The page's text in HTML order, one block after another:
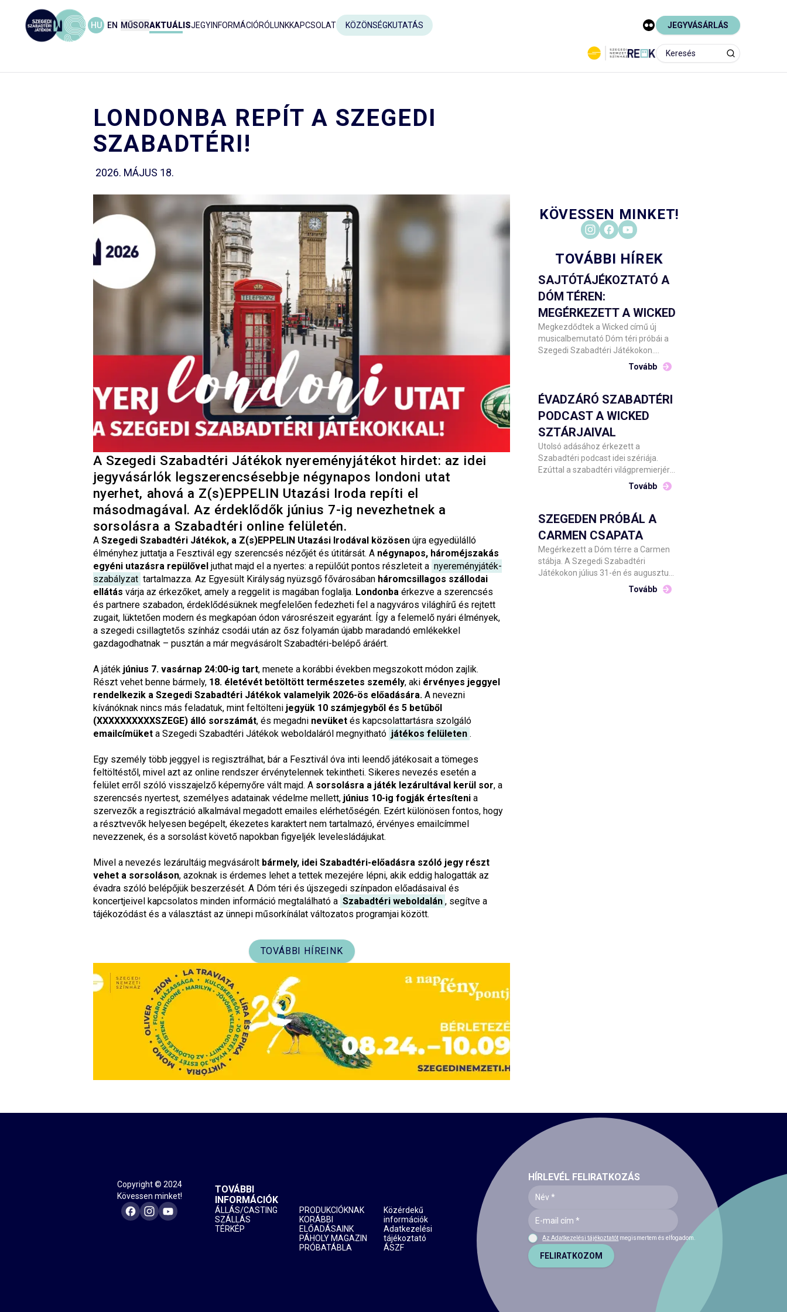
HU EN MŰSORAKTUÁLISJEGYINFORMÁCIÓRÓLUNKKAPCSOLAT KÖZÖNSÉGKUTATÁS JEGYVÁSÁRLÁS
LONDONBA REPÍT A SZEGEDI
SZABADTÉRI!
2026. MÁJUS 18.
A Szegedi Szabadtéri Játékok nyereményjátékot hirdet: az idei
jegyvásárlók legszerencsésebbje négynapos londoni utat
nyerhet, ahová a Z(s)EPPELIN Utazási Iroda repíti el
másodmagával. Az érdeklődők június 7-ig nevezhetnek a
sorsolásra a Szabadtéri online felületén.
A Szegedi Szabadtéri Játékok, a Z(s)EPPELIN Utazási Irodával közösenújra egyedülálló
élményhez juttatja a Fesztivál egy szerencsés nézőjét és útitársát. A négynapos, hároméjszakás
egyéni utazásra repülőveljuthat majd el a nyertes: a repülőút pontos részleteit a nyereményjáték-
szabályzat tartalmazza. Az Egyesült Királyság nyüzsgő fővárosában háromcsillagos szállodai
ellátás várja az érkezőket, amely a reggelit is magában foglalja. Londonba érkezve a szerencsés
és partnere szabadon, érdeklődésüknek megfelelően fedezheti fel a nagyváros világhírű és rejtett
zugait, lüktetően modern és megkapóan ódon városrészeit egyaránt. Így a felemelő nyári élmények,
a szegedi csillagtetős színház csodái után az ősz folyamán újabb maradandó emlékekkel
gazdagodhatnak – pusztán a már megvásárolt Szabadtéri-belépő áráért.
A játék június 7. vasárnap 24:00-ig tart, menete a korábbi években megszokott módon zajlik.
Részt vehet benne bármely, 18. életévét betöltött természetes személy, aki érvényes jeggyel
rendelkezik a Szegedi Szabadtéri Játékok valamelyik 2026-ös előadására. A nevezni
kívánóknak nincs más feladatuk, mint feltölteni jegyük 10 számjegyből és 5 betűből
(XXXXXXXXXXSZEGE) álló sorszámát, és megadni nevüketés kapcsolattartásra szolgáló
emailcímüketa Szegedi Szabadtéri Játékok weboldaláról megnyitható játékos felületen .
Egy személy több jeggyel is regisztrálhat, bár a Fesztivál óva inti leendő játékosait a tömeges
feltöltéstől, mivel azt az online rendszer érvénytelennek tekintheti. Sikeres nevezés esetén a
felület erről szóló visszajelző képernyőre vált majd. A sorsolásra a játék lezárultával kerül sor, a
szerencsés nyertest, személyes adatainak védelme mellett, június 10-ig fogják értesítenia
szervezők a regisztráció alkalmával megadott emailes elérhetőségén. Ezért különösen fontos, hogy
a résztvevők helyesen begépelt, ékezetes karaktert nem tartalmazó, érvényes emailcímmel
nevezzenek, és a sorsolást követő napokban figyeljék levelesládájukat.
Mivel a nevezés lezárultáig megvásárolt bármely, idei Szabadtéri-előadásra szóló jegy részt
vehet a sorsoláson, azoknak is érdemes lehet a tettek mezejére lépni, akik eddig halogatták az
évadra szóló belépőjük beszerzését. A Dóm téri és újszegedi színpadon előadásaival és
koncertjeivel kapcsolatos minden információ megtalálható a Szabadtéri weboldalán , segítve a
tájékozódást és a választást az ünnepi műsorkínálat változatos programjai között.
TOVÁBBI HÍREINK
KÖVESSEN MINKET!
TOVÁBBI HÍREK
SAJTÓTÁJÉKOZTATÓ A
DÓM TÉREN:
MEGÉRKEZETT A WICKED
Megkezdődtek a Wicked című új
musicalbemutató Dóm téri próbái a
Szegedi Szabadtéri Játékokon.
Barnák László főigazgató csütörtök
Szente Vajk rendezővel
be a produkció elkészületeiről.
Tovább
ÉVADZÁRÓ SZABADTÉRI
PODCAST A WICKED
SZTÁRJAIVAL
Utolsó adásához érkezett a
Szabadtéri podcast idei szériája.
Ezúttal a szabadtéri világpremierjére
a Dóm téren készülő Wicked három
Angelikával beszélget Stahl Judit.
Tovább
SZEGEDEN PRÓBÁL A
CARMEN CSAPATA
Megérkezett a Dóm térre a Carmen
stábja. A Szegedi Szabadtéri
Játékokon július 31-én és augusztus
1-én kerül műsorra Bizet operája. A
Csokonai Nemzeti Színház Debrecen
Tovább
Copyright © 2024
Kövessen minket!
TOVÁBBI
INFORMÁCIÓK
ÁLLÁS/CASTING
SZÁLLÁS
TÉRKÉP
PRODUKCIÓKNAK
KORÁBBI
ELŐADÁSAINK
PÁHOLY MAGAZIN
PRÓBATÁBLA
Közérdekű
információk
Adatkezelési
tájékoztató
ÁSZF
HÍRLEVÉL FELIRATKOZÁS
Az Adatkezelési tájékoztatót megismertem és elfogadom.
FELIRATKOZOM